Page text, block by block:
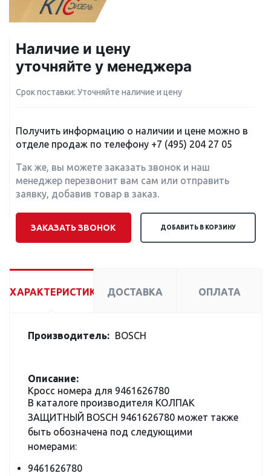
Наличие и цену
уточняйте у менеджера
Срок поставки: Уточняйте наличие и цену
Получить информацию о наличии и цене можно в
отделе продаж по телефону +7 (495) 204 27 05
Так же, вы можете заказать звонок и наш
менеджер перезвонит вам сам или отправить
заявку, добавив товар в заказ.
ЗАКАЗАТЬ ЗВОНОК ДОБАВИТЬ В КОРЗИНУ
ХАРАКТЕРИСТИКИ ДОСТАВКА ОПЛАТА
Производитель: BOSCH
Описание:
Кросс номера для 9461626780
В каталоге производителя КОЛПАК
ЗАЩИТНЫЙ BOSCH 9461626780 может также
быть обозначена под следующими
номерами:
9461626780